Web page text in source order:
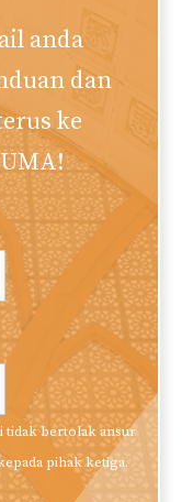
anda
dan
ke
tidak bertolak ansur
pihak ketiga.